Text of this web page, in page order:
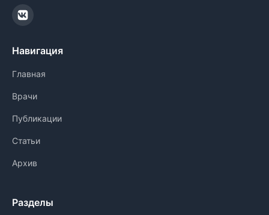
Навигация
Главная
Врачи
Публикации
Статьи
Архив
Разделы